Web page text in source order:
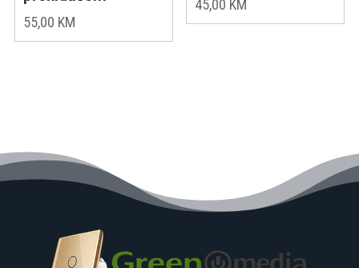
55,00 KM
45,00 KM